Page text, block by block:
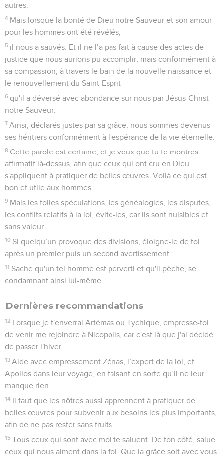
autres.
4 Mais lorsque la bonté de Dieu notre Sauveur et son amour
pour les hommes ont été révélés,
5 il nous a sauvés. Et il ne l’a pas fait à cause des actes de
justice que nous aurions pu accomplir, mais conformément à
sa compassion, à travers le bain de la nouvelle naissance et
le renouvellement du Saint-Esprit
6 qu'il a déversé avec abondance sur nous par Jésus-Christ
notre Sauveur.
7 Ainsi, déclarés justes par sa grâce, nous sommes devenus
ses héritiers conformément à l'espérance de la vie éternelle.
8 Cette parole est certaine, et je veux que tu te montres
affirmatif là-dessus, afin que ceux qui ont cru en Dieu
s'appliquent à pratiquer de belles œuvres. Voilà ce qui est
bon et utile aux hommes.
9 Mais les folles spéculations, les généalogies, les disputes,
les conflits relatifs à la loi, évite-les, car ils sont nuisibles et
sans valeur.
10 Si quelqu’un provoque des divisions, éloigne-le de toi
après un premier puis un second avertissement.
11 Sache qu'un tel homme est perverti et qu'il pèche, se
condamnant ainsi lui-même.
Dernières recommandations
12 Lorsque je t'enverrai Artémas ou Tychique, empresse-toi
de venir me rejoindre à Nicopolis, car c'est là que j'ai décidé
de passer l'hiver.
13 Aide avec empressement Zénas, l’expert de la loi, et
Apollos dans leur voyage, en faisant en sorte qu’il ne leur
manque rien.
14 Il faut que les nôtres aussi apprennent à pratiquer de
belles œuvres pour subvenir aux besoins les plus importants,
afin de ne pas rester sans fruits.
15 Tous ceux qui sont avec moi te saluent. De ton côté, salue
ceux qui nous aiment dans la foi. Que la grâce soit avec vous